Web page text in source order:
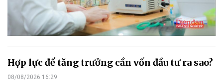
Hợp lực để tăng trưởng cần vốn đầu tư ra sao?
08/08/2026 16:29